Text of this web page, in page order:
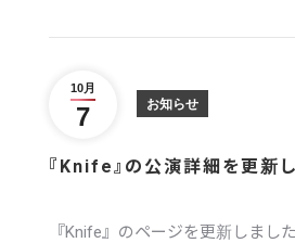
10月
7 お知らせ
『Knife』の公演詳細を更新
『Knife』のページを更新しました